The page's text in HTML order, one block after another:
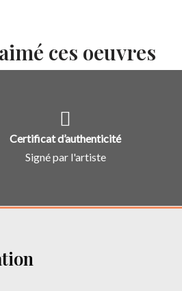
ces oeuvres
Certificat d’authenticité
Signé par l'artiste